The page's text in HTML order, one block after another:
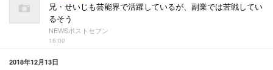
兄・せいじも芸能界で活躍しているが、副業では苦戦してい
るそう
NEWSポストセブン
16:00
2018年12月13日